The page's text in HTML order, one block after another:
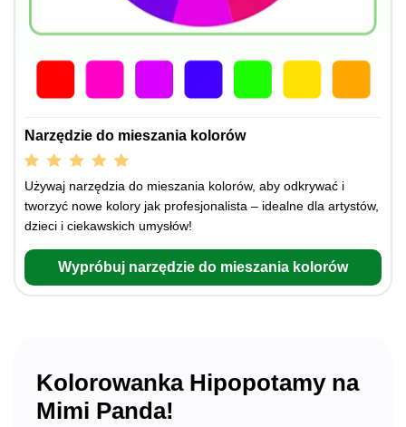
Narzędzie do mieszania kolorów
Używaj narzędzia do mieszania kolorów, aby odkrywać i
tworzyć nowe kolory jak profesjonalista – idealne dla artystów,
dzieci i ciekawskich umysłów!
Wypróbuj narzędzie do mieszania kolorów
Kolorowanka Hipopotamy na
Mimi Panda!